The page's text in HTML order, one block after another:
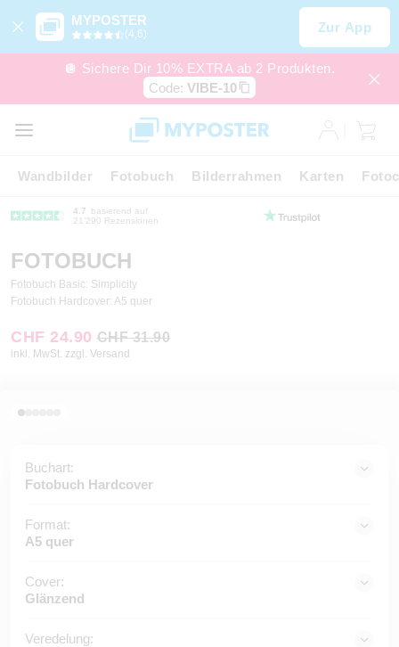
MYPOSTER
(4,6) Zur App
🪩 Sichere Dir 10% EXTRA ab 2 Produkten.
Code: VIBE-10
Wandbilder Fotobuch Bilderrahmen Karten
4.7
basierend auf
21’290 Rezensionen
FOTOBUCH
Fotobuch Basic: Simplicity
Fotobuch Hardcover: A5 quer
CHF 24.90 CHF 31.90
inkl. MwSt. zzgl. Versand
Buchart:
Fotobuch Hardcover
Format:
A5 quer
Cover:
Glänzend
Veredelung: